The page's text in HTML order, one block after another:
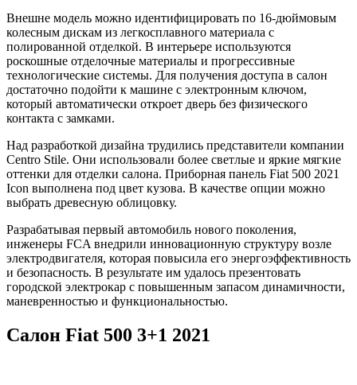
Внешне модель можно идентифицировать по 16-дюймовым
колесным дискам из легкосплавного материала с
полированной отделкой. В интерьере используются
роскошные отделочные материалы и прогрессивные
технологические системы. Для получения доступа в салон
достаточно подойти к машине с электронным ключом,
который автоматически откроет дверь без физического
контакта с замками.
Над разработкой дизайна трудились представители компании
Centro Stile. Они использовали более светлые и яркие мягкие
оттенки для отделки салона. Приборная панель Fiat 500 2021
Icon выполнена под цвет кузова. В качестве опции можно
выбрать древесную облицовку.
Разрабатывая первый автомобиль нового поколения,
инженеры FCA внедрили инновационную структуру возле
электродвигателя, которая повысила его энергоэффективность
и безопасность. В результате им удалось презентовать
городской электрокар с повышенным запасом динамичности,
маневренностью и функциональностью.
Салон Fiat 500 3+1 2021